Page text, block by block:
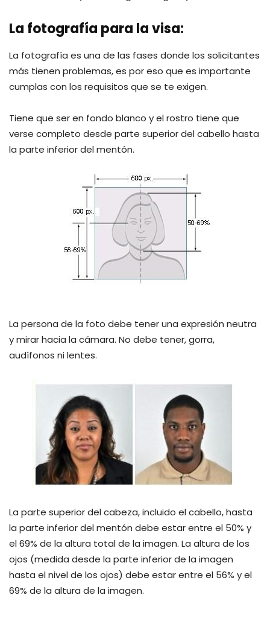
La fotografía para la visa:
La fotografía es una de las fases donde los solicitantes
más tienen problemas, es por eso que es importante
cumplas con los requisitos que se te exigen.
Tiene que ser en fondo blanco y el rostro tiene que
verse completo desde parte superior del cabello hasta
la parte inferior del mentón.
La persona de la foto debe tener una expresión neutra
y mirar hacia la cámara. No debe tener, gorra,
audífonos ni lentes.
La parte superior del cabeza, incluido el cabello, hasta
la parte inferior del mentón debe estar entre el 50% y
el 69% de la altura total de la imagen. La altura de los
ojos (medida desde la parte inferior de la imagen
hasta el nivel de los ojos) debe estar entre el 56% y el
69% de la altura de la imagen.